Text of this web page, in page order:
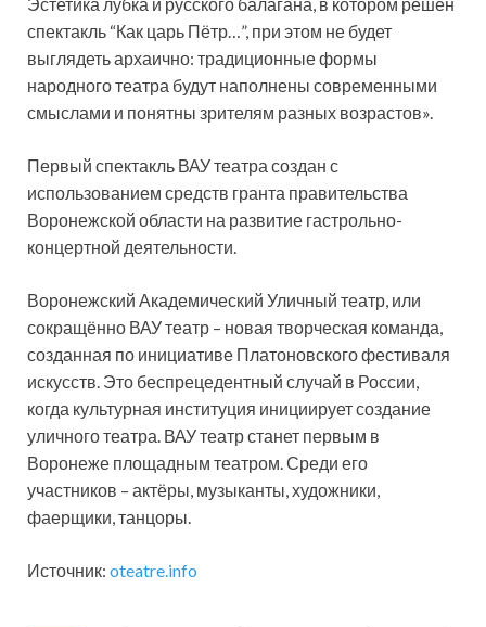
спектакль “Как царь Пётр…”, при этом не будет
выглядеть архаично: традиционные формы
народного театра будут наполнены современными
смыслами и понятны зрителям разных возрастов».
Первый спектакль ВАУ театра создан с
использованием средств гранта правительства
Воронежской области на развитие гастрольно-
концертной деятельности.
Воронежский Академический Уличный театр, или
сокращённо ВАУ театр – новая творческая команда,
созданная по инициативе Платоновского фестиваля
искусств. Это беспрецедентный случай в России,
когда культурная институция инициирует создание
уличного театра. ВАУ театр станет первым в
Воронеже площадным театром. Среди его
участников – актёры, музыканты, художники,
фаерщики, танцоры.
Источник: oteatre.info